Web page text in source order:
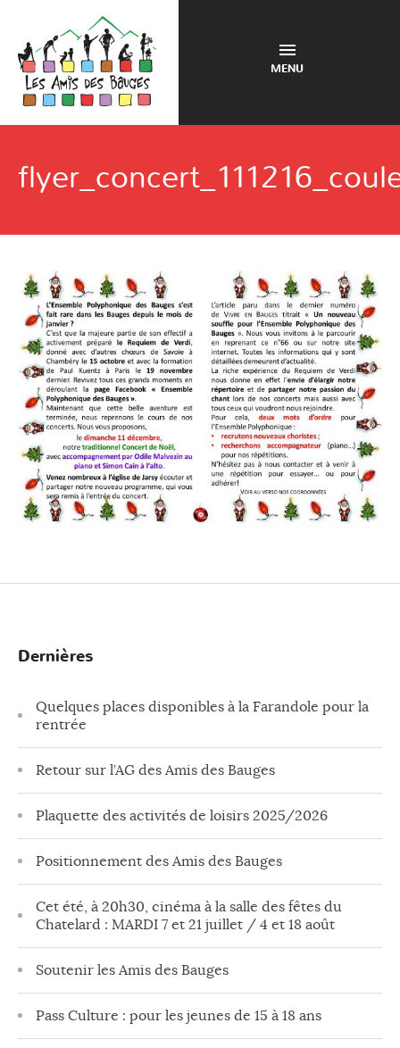
MENU
Dernières
Quelques places disponibles à la Farandole pour la
rentrée
Retour sur l’AG des Amis des Bauges
Plaquette des activités de loisirs 2025/2026
Positionnement des Amis des Bauges
Cet été, à 20h30, cinéma à la salle des fêtes du
Chatelard : MARDI 7 et 21 juillet / 4 et 18 août
Soutenir les Amis des Bauges
Pass Culture : pour les jeunes de 15 à 18 ans